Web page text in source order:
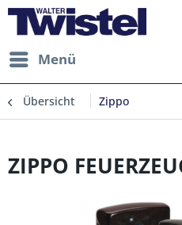
Menü
Übersicht Zippo
ZIPPO